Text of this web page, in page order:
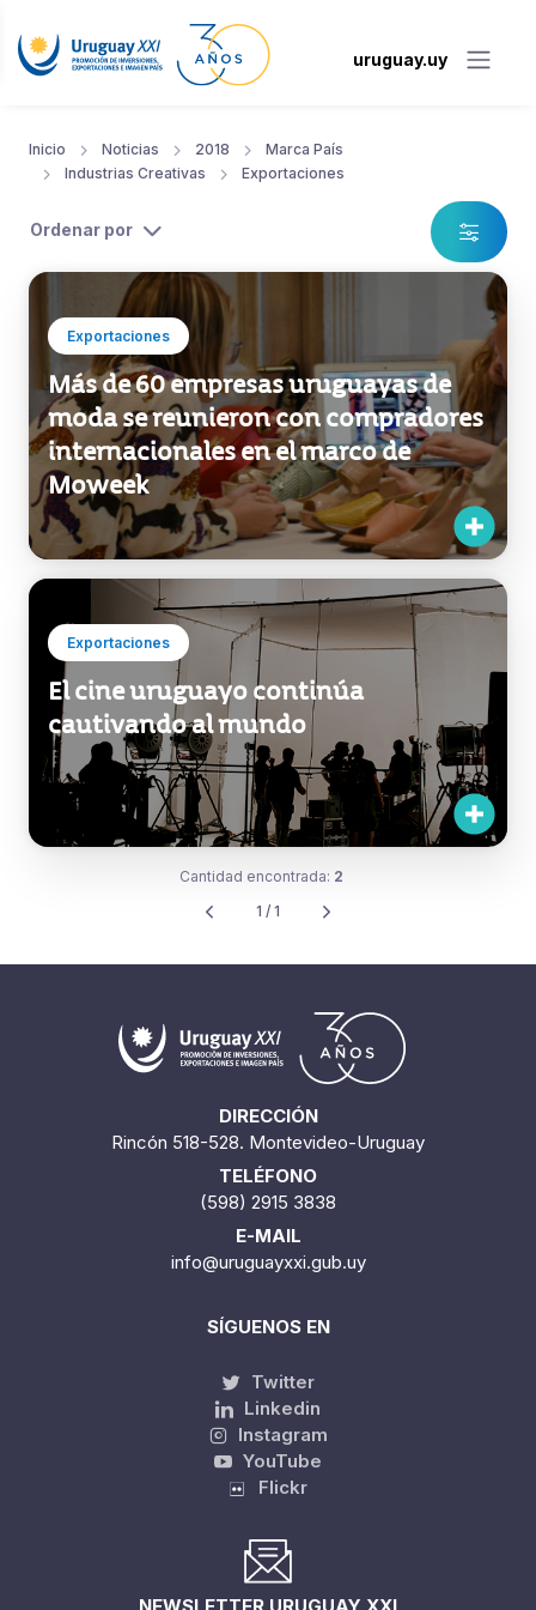
uruguay.uy
Inicio Noticias 2018
Marca País
Industrias Creativas
Exportaciones
Ordenar por
Exportaciones
Más de 60 empresas uruguayas de
moda se reunieron con compradores
internacionales en el marco de
Moweek
Exportaciones
El cine uruguayo continúa
cautivando al mundo
Cantidad encontrada: 2
1 / 1
DIRECCIÓN
Rincón 518-528. Montevideo-Uruguay
TELÉFONO
(598) 2915 3838
E-MAIL
info@uruguayxxi.gub.uy
SÍGUENOS EN
Twitter
Linkedin
Instagram
YouTube
Flickr